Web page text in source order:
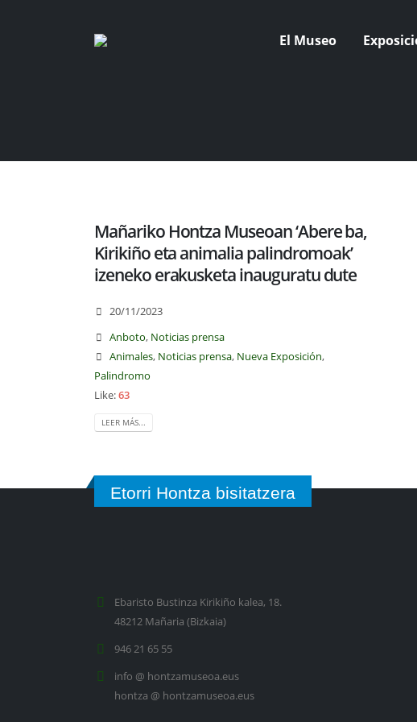
El Museo
Mañariko Hontza Museoan ‘Abere ba,
Kirikiño eta animalia palindromoak’
izeneko erakusketa inauguratu dute
20/11/2023
Anboto, Noticias prensa
Animales, Noticias prensa, Nueva Exposición,
Palindromo
Like:63
LEER MÁS...
Etorri Hontza bisitatzera
Ebaristo Bustinza Kirikiño kalea, 18.
48212 Mañaria (Bizkaia)
946 21 65 55
info @ hontzamuseoa.eus
hontza @ hontzamuseoa.eus